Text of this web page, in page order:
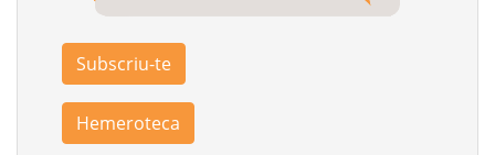
Subscriu-te
Hemeroteca